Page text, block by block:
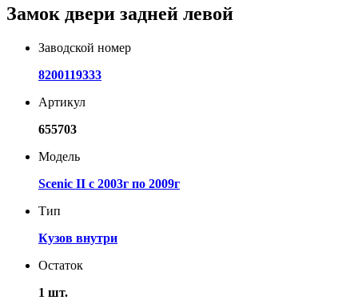
Замок двери задней левой
Заводской номер
8200119333
Артикул
655703
Модель
Scenic II с 2003г по 2009г
Тип
Кузов внутри
Остаток
1 шт.